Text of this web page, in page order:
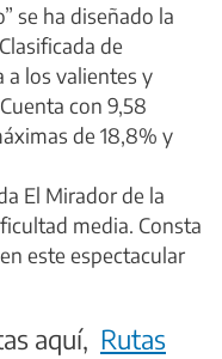
se ha diseñado la
de
a los valientes y
con 9,58
de 18,8% y
El Mirador de la
media. Consta
este espectacular
aquí, Rutas